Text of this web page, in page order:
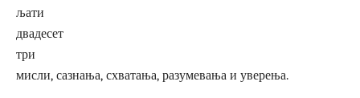
љати
двадесет
три
мисли, сазнања, схватања, разумевања и уверења.